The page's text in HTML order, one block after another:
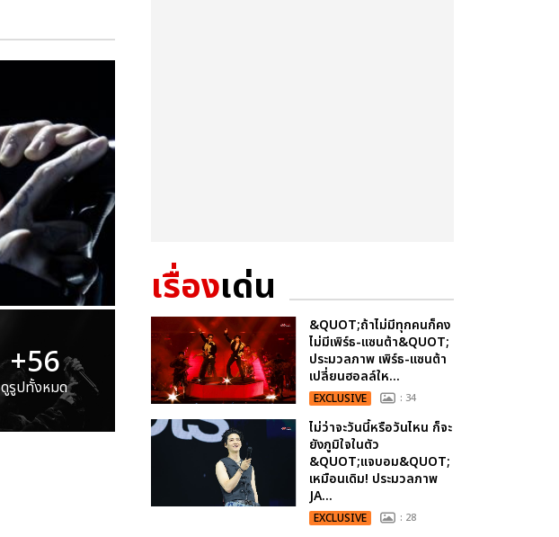
+56
ดูรูปทั้งหมด
เรื่องเด่น
&QUOT;ถ้าไม่มีทุกคนก็คง
ไม่มีเพิร์ธ-แซนต้า&QUOT;
ประมวลภาพ เพิร์ธ-แซนต้า
เปลี่ยนฮอลล์ให...
EXCLUSIVE : 34
ไม่ว่าจะวันนี้หรือวันไหน ก็จะ
ยังภูมิใจในตัว
&QUOT;แจบอม&QUOT;
เหมือนเดิม! ประมวลภาพ
JA...
EXCLUSIVE : 28